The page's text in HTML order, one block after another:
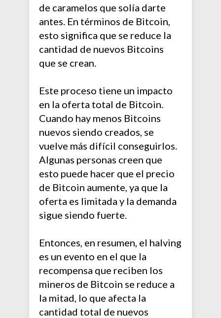
de caramelos que solía darte
antes. En términos de Bitcoin,
esto significa que se reduce la
cantidad de nuevos Bitcoins
que se crean.
Este proceso tiene un impacto
en la oferta total de Bitcoin.
Cuando hay menos Bitcoins
nuevos siendo creados, se
vuelve más difícil conseguirlos.
Algunas personas creen que
esto puede hacer que el precio
de Bitcoin aumente, ya que la
oferta es limitada y la demanda
sigue siendo fuerte.
Entonces, en resumen, el halving
es un evento en el que la
recompensa que reciben los
mineros de Bitcoin se reduce a
la mitad, lo que afecta la
cantidad total de nuevos